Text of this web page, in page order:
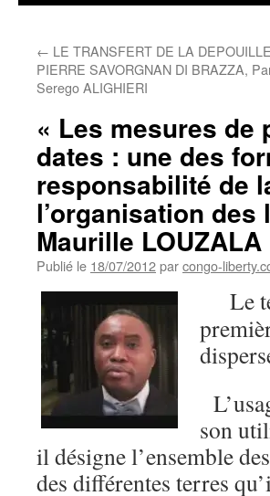
← LE TRANSFERT DE LA
PIERRE SAVORGNAN DI BRAZZA,
Serego ALIGHIERI
« Les mesures
dates : une des
responsabilité de
l’organisation
Maurille LOUZALA
Publié le 18/07/2012parcongo-
Le
son
il désigne l’ensemble
des différentes terres